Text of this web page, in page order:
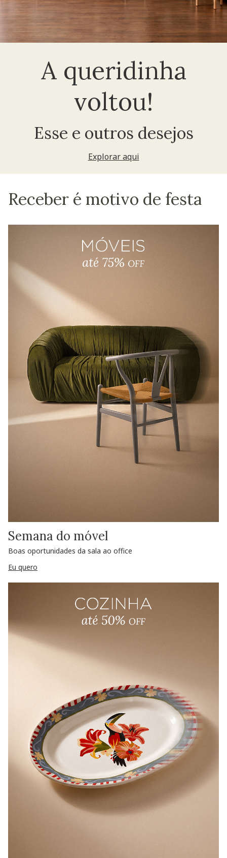
A queridinha
voltou!
Esse e outros desejos
Explorar aqui
Receber é motivo de festa
Semana do móvel
Boas oportunidades da sala ao office
Eu quero